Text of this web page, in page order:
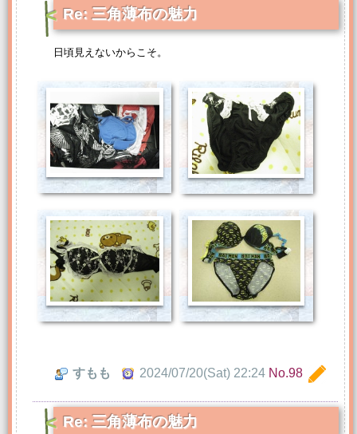
Re: 三角薄布の魅力
日頃見えないからこそ。
すもも 2024/07/20(Sat) 22:24 No.98
Re: 三角薄布の魅力